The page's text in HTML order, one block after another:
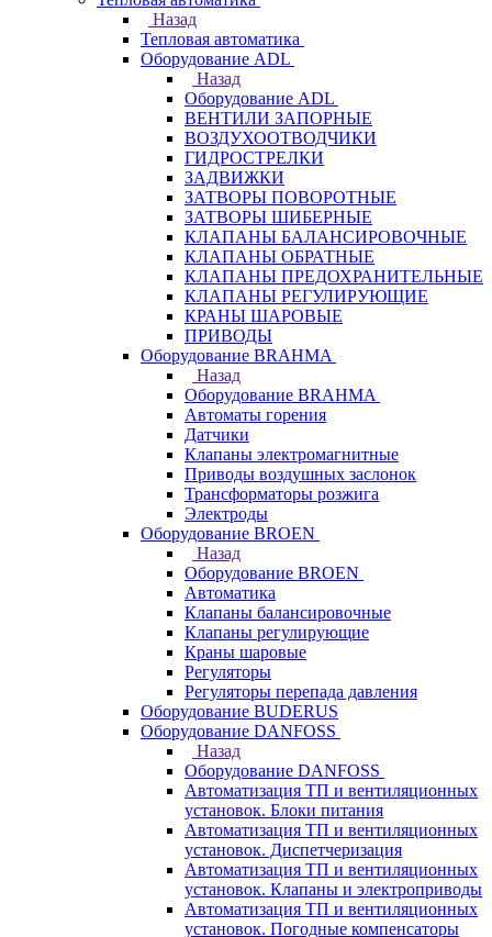
Назад
Тепловая автоматика
Оборудование ADL
Назад
Оборудование ADL
ВЕНТИЛИ ЗАПОРНЫЕ
ВОЗДУХООТВОДЧИКИ
ГИДРОСТРЕЛКИ
ЗАДВИЖКИ
ЗАТВОРЫ ПОВОРОТНЫЕ
ЗАТВОРЫ ШИБЕРНЫЕ
КЛАПАНЫ БАЛАНСИРОВОЧНЫЕ
КЛАПАНЫ ОБРАТНЫЕ
КЛАПАНЫ ПРЕДОХРАНИТЕЛЬНЫЕ
КЛАПАНЫ РЕГУЛИРУЮЩИЕ
КРАНЫ ШАРОВЫЕ
ПРИВОДЫ
Оборудование BRAHMA
Назад
Оборудование BRAHMA
Автоматы горения
Датчики
Клапаны электромагнитные
Приводы воздушных заслонок
Трансформаторы розжига
Электроды
Оборудование BROEN
Назад
Оборудование BROEN
Автоматика
Клапаны балансировочные
Клапаны регулирующие
Краны шаровые
Регуляторы
Регуляторы перепада давления
Оборудование BUDERUS
Оборудование DANFOSS
Назад
Оборудование DANFOSS
Автоматизация ТП и вентиляционных
установок. Блоки питания
Автоматизация ТП и вентиляционных
установок. Диспетчеризация
Автоматизация ТП и вентиляционных
установок. Клапаны и электроприводы
Автоматизация ТП и вентиляционных
установок. Погодные компенсаторы